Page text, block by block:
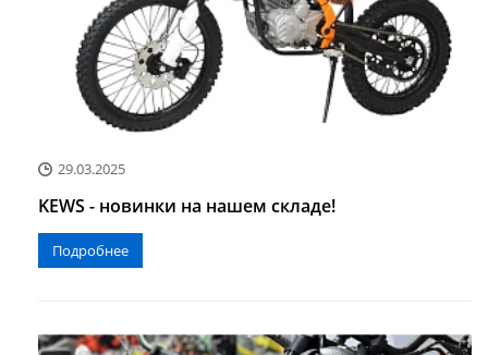
29.03.2025
KEWS - новинки на нашем складе!
Подробнее